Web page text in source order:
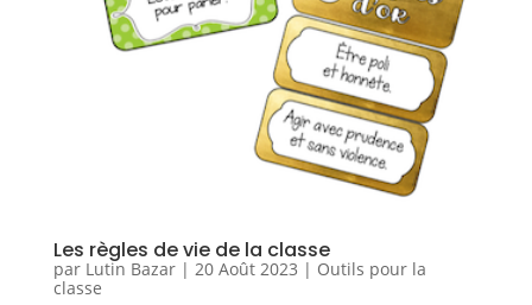
Les règles de vie de la classe
par Lutin Bazar| 20 Août 2023 | Outils pour la
classe